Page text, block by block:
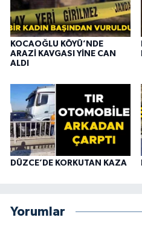
KOCAOĞLU KÖYÜ’NDE
ARAZİ KAVGASI YİNE CAN
ALDI
DÜZCE’DE KORKUTAN KAZA
Yorumlar